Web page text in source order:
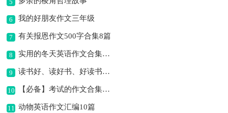
5
6 我的好朋友作文三年级
7 有关报恩作文500字合集8篇
8 实用的冬天英语作文合集10篇
9 读书好、读好书、好读书作文
10 【必备】考试的作文合集8篇
11 动物英语作文汇编10篇